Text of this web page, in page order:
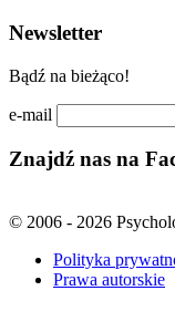
Newsletter
Bądź na bieżąco!
e-mail
Znajdź nas na
© 2006 - 2026
Polityka
Prawa autorskie